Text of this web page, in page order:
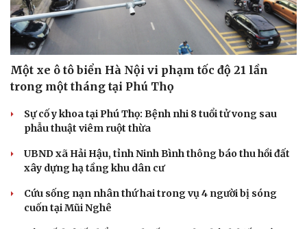
Cải chính
Một xe ô tô biển Hà Nội vi phạm tốc độ 21 lần
trong một tháng tại Phú Thọ
Sự cố y khoa tại Phú Thọ: Bệnh nhi 8 tuổi tử vong sau
phẫu thuật viêm ruột thừa
UBND xã Hải Hậu, tỉnh Ninh Bình thông báo thu hồi đất
xây dựng hạ tầng khu dân cư
Cứu sống nạn nhân thứ hai trong vụ 4 người bị sóng
cuốn tại Mũi Nghê